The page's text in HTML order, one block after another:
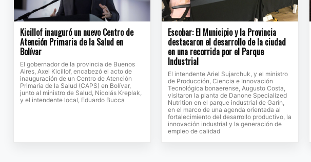
Kicillof inauguró un nuevo Centro de
Atención Primaria de la Salud en
Bolívar
El gobernador de la provincia de Buenos
Aires, Axel Kicillof, encabezó el acto de
inauguración de un Centro de Atención
Primaria de la Salud (CAPS) en Bolívar,
junto al ministro de Salud, Nicolás Kreplak,
y el intendente local, Eduardo Bucca
Escobar: El Municipio y la Provincia
destacaron el desarrollo de la ciudad
en una recorrida por el Parque
Industrial
El intendente Ariel Sujarchuk, y el ministro
de Producción, Ciencia e Innovación
Tecnológica bonaerense, Augusto Costa,
visitaron la planta de Danone Specialized
Nutrition en el parque industrial de Garín,
en el marco de una agenda orientada al
fortalecimiento del desarrollo productivo, la
innovación industrial y la generación de
empleo de calidad